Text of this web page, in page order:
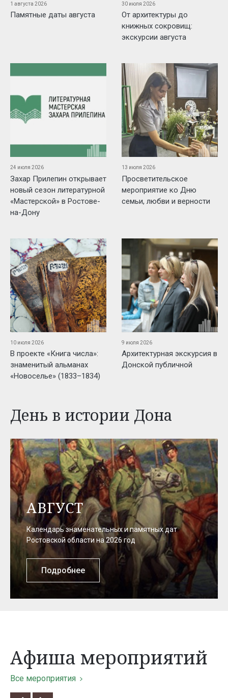
1 августа 2026
Памятные даты августа
30 июля 2026
От архитектуры до
книжных сокровищ:
экскурсии августа
24 июля 2026
Захар Прилепин открывает
новый сезон литературной
«Мастерской» в Ростове-
на-Дону
13 июля 2026
Просветительское
мероприятие ко Дню
семьи, любви и верности
10 июля 2026
В проекте «Книга числа»:
знаменитый альманах
«Новоселье» (1833–1834)
9 июля 2026
Архитектурная экскурсия в
Донской публичной
День в истории Дона
АВГУСТ
Календарь знаменательных и памятных дат
Ростовской области на 2026 год
Подробнее
Афиша мероприятий
Все мероприятия